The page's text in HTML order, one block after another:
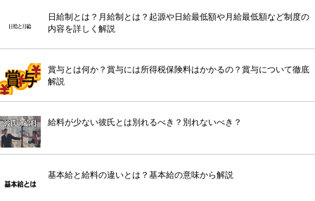
日給制とは？月給制とは？起源や日給最低額や月給最低額など制度の
内容を詳しく解説
賞与とは何か？賞与には所得税保険料はかかるの？賞与について徹底
解説
給料が少ない彼氏とは別れるべき？別れないべき？
基本給と給料の違いとは？基本給の意味から解説